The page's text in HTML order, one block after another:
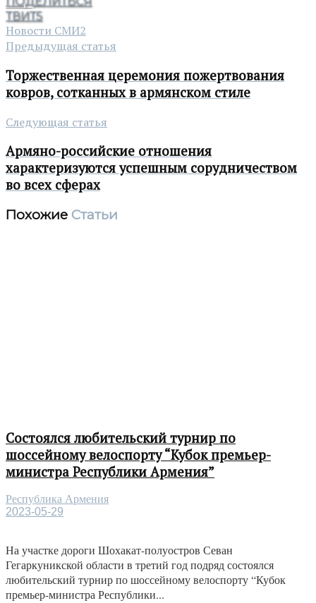
ТВИТ5
Новости СМИ2
Предыдущая статья
Торжественная церемония пожертвования
ковров, сотканных в армянском стиле
Следующая статья
Армяно-российские отношения
характеризуются успешным сорудничеством
во всех сферах
Похожие Статьи
Состоялся любительский турнир по
шоссейному велоспорту “Кубок премьер-
министра Республики Армения”
Республика Армения
2023-05-29
На участке дороги Шохакат-полуостров Севан
Гегаркуникской области в третий год подряд состоялся
любительский турнир по шоссейному велоспорту “Кубок
премьер-министра Республики...